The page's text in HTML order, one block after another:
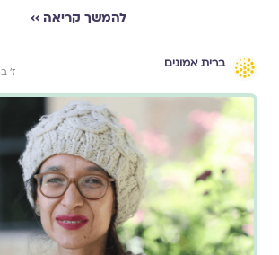
להמשך קריאה ››
ברית אמונים
ז׳